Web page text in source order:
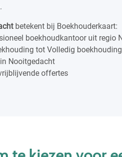
betekent bij Boekhouderkaart:
boekhoudkantoor uit regio
tot Volledig boekhouding
Nooitgedacht
offertes